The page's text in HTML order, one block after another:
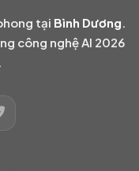
tại Bình Dương
công nghệ AI 2026